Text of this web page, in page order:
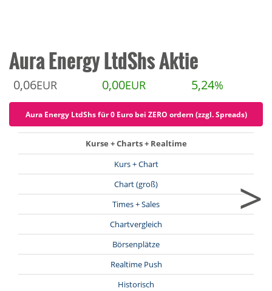
Aura Energy LtdShs Aktie
0,06EUR 0,00EUR 5,24%
Aura Energy LtdShs für 0 Euro bei ZERO ordern (zzgl. Spreads)
Kurse + Charts + Realtime
Kurs + Chart
Chart (groß)
Times + Sales
Chartvergleich
Börsenplätze
Realtime Push
Historisch
>